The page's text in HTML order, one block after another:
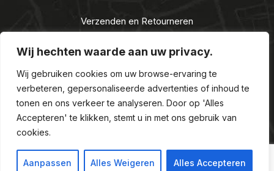
Wij hechten waarde aan uw privacy.
Wij gebruiken cookies om uw browse-ervaring te
verbeteren, gepersonaliseerde advertenties of inhoud te
tonen en ons verkeer te analyseren. Door op 'Alles
Accepteren' te klikken, stemt u in met ons gebruik van
cookies.
Aanpassen Alles Weigeren Alles Accepteren
Verzenden en Retourneren
Algemene voorwaarden
Privacy Statement
Nieuwe Alcoholwet 2021